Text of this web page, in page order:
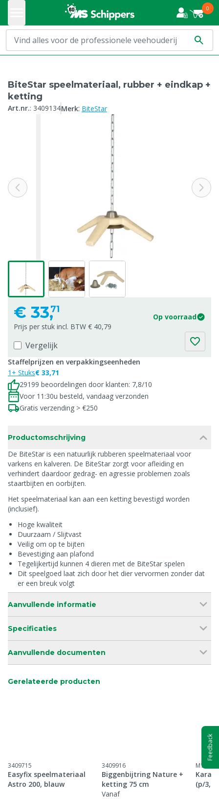
0
BiteStar speelmateriaal, rubber + eindkap +
ketting
Art.nr.: 3409134Merk: BiteStar
€ 33,71
Op voorraad
Prijs per stuk incl. BTW € 40,79
Vergelijk
Staffelprijzen en verpakkingseenheden
1+ Stuks€ 33,71
29199 beoordelingen door klanten: 7,8/10
Voor 11:30u besteld, vandaag verzonden
Gratis verzending > €250
Productomschrijving
De BiteStar is een natuurlijk rubberen speelmateriaal voor
varkens en kalveren. De BiteStar zorgt voor afleiding en
verhindert daardoor gedrag- en agressie problemen zoals
staartbijten en oorbijten.
Het speelmateriaal kan aan een ketting bevestigd worden
(inclusief).
Hoge kwaliteit
Duurzaam / Slijtvast
Veilig om op te bijten
Bevestiging aan plafond
Tegelijkertijd kunnen 4 dieren met de BiteStar spelen
Dit speelgoed laat zich door het dier vervormen zonder dat
er een breuk volgt
Aanvullende informatie
Specificaties
Aanvullende documenten
Gerelateerde producten
3409715
Easyfix speelmateriaal
Astro 200, blauw
3409916
Biggenbijtring Nature +
ketting 75 cm
Vanaf
(p/3,
Feedback